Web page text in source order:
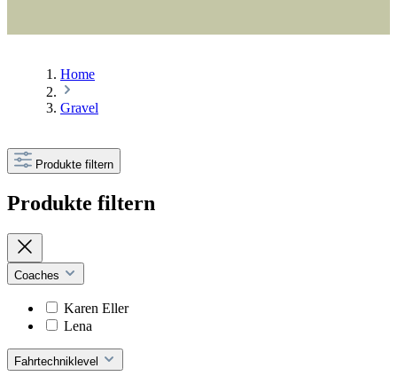
Home
Gravel
Produkte filtern
Produkte filtern
Coaches
Karen Eller
Lena
Fahrtechniklevel